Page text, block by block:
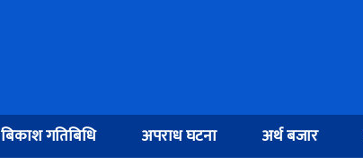
बिकाश गतिबिधि अपराध घटना अर्थ बजार